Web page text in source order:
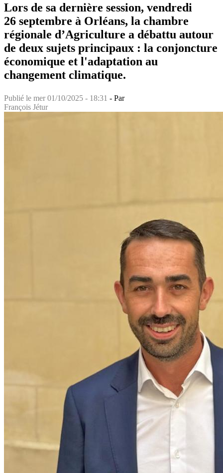
Lors de sa dernière session, vendredi
26 septembre à Orléans, la chambre
régionale d’Agriculture a débattu autour
de deux sujets principaux : la conjoncture
économique et l'adaptation au
changement climatique.
Publié le mer 01/10/2025 - 18:31 - Par
François Jétur